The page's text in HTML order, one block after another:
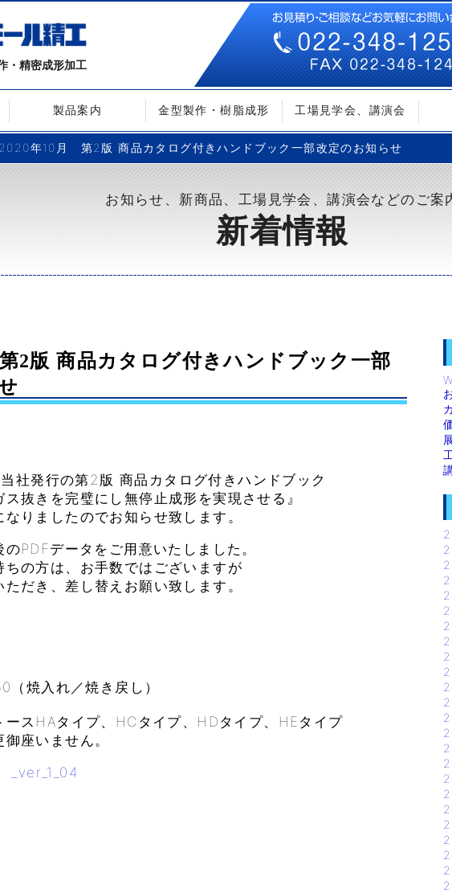
・精密成形加工
製品案内 金型製作・樹脂成形 工場見学会、講演会
2020年10月 第2版 商品カタログ付きハンドブック一部改定のお知らせ
お知らせ、新商品、工場見学会、講演会などのご案
新着情報
2版 商品カタログ付きハンドブック一部
社発行の第2版 商品カタログ付きハンドブック
ス抜きを完璧にし無停止成形を実現させる』
りましたのでお知らせ致します。
PDFデータをご用意いたしました。
ちの方は、お手数ではございますが
だき、差し替えお願い致します。
焼入れ／焼き戻し）
スHAタイプ、HCタイプ、HDタイプ、HEタイプ
座いません。
_ver_1_04